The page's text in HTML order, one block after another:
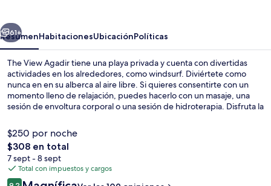
Siguiente
61+
ResumenHabitacionesUbicaciónPolíticas
The View Agadir tiene una playa privada y cuenta con divertidas
actividades en los alrededores, como windsurf. Diviértete como
nunca en en su alberca al aire libre. Si quieres consentirte con un
momento lleno de relajación, puedes hacerlo con un masaje, una
sesión de envoltura corporal o una sesión de hidroterapia. Disfruta la
bares o lounges son un buen lugar. Este hotel de lujo destaca por su
bar junto a la alberca, su sala de fitness y su sauna. Otros visitantes
hablan muy bien de las amenidades y características como la
condición en general.
$250 por noche
El
precio
total
es
$308 en total
7 sept - 8 sept
Total con impuestos y cargos
Opiniones